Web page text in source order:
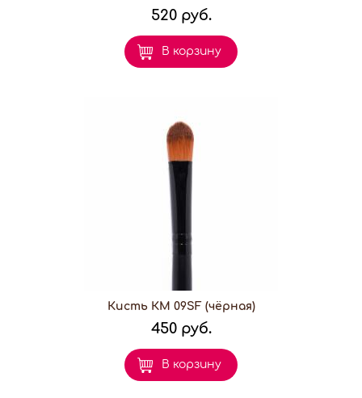
520 руб.
В корзину
Кисть КМ 09SF (чёрная)
450 руб.
В корзину